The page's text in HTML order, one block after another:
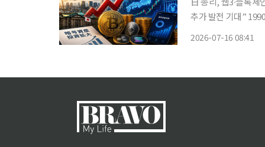
추가 발전 기대” 1990년대 버블 붕괴 이후 30여 년간 보수적인 태도를 유지해온 일본 금융 시
2026-07-16 08:41